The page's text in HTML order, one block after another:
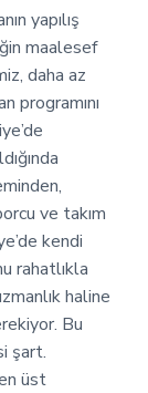
yapılış
maalesef
daha az
programını
ve takım
kendi
rahatlıkla
haline
Bu
şart.
üst